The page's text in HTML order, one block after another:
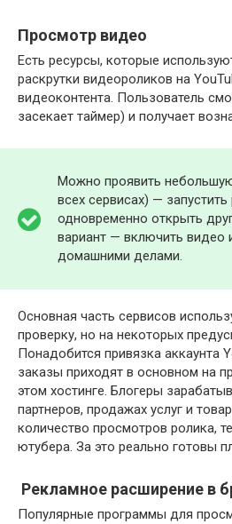
Просмотр видео
Есть ресурсы, которые
раскрутки видеороликов на
видеоконтента. Пользователь
засекает таймер) и получает
Можно проявить
всех сервисах) — запустить
одновременно открыть
вариант — включить видео
домашними делами.
Основная часть сервисов
проверку, но на некоторых
Понадобится привязка аккаунта
заказы приходят в основном на
этом хостинге. Блогеры
партнеров, продажах услуг и
количество просмотров ролика,
ютубера. За это реально готовы
Рекламное расширение в
Популярные программы для